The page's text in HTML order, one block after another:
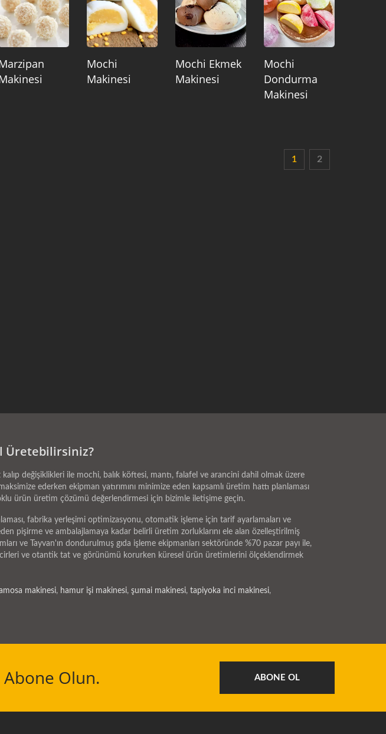
Mochi
Makinesi
Mochi Ekmek
Makinesi
Mochi
Dondurma
Makinesi
1 2
Üretebilirsiniz?
değişiklikleri ile mochi, balık köftesi, mantı, falafel ve arancini dahil olmak üzere
ederken ekipman yatırımını minimize eden kapsamlı üretim hattı planlaması
ürün üretim çözümü değerlendirmesi için bizimle iletişime geçin.
fabrika yerleşimi optimizasyonu, otomatik işleme için tarif ayarlamaları ve
pişirme ve ambalajlamaya kadar belirli üretim zorluklarını ele alan özelleştirilmiş
ve Tayvan'ın dondurulmuş gıda işleme ekipmanları sektöründe %70 pazar payı ile,
ve otantik tat ve görünümü korurken küresel ürün üretimlerini ölçeklendirmek
makinesi, hamur işi makinesi, şumai makinesi, tapiyoka inci makinesi,
Abone Olun. ABONE OL